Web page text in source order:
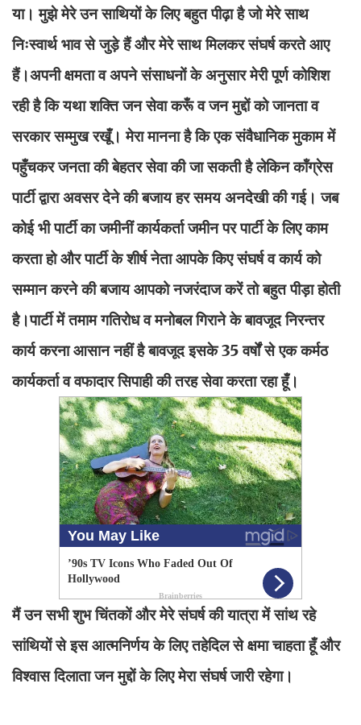
या। मुझे मेरे उन साथियों के लिए बहुत पीढ़ा है जो मेरे साथ
निःस्वार्थ भाव से जुड़े हैं और मेरे साथ मिलकर संघर्ष करते आए
हैं।अपनी क्षमता व अपने संसाधनों के अनुसार मेरी पूर्ण कोशिश
रही है कि यथा शक्ति जन सेवा करूँ व जन मुद्दों को जानता व
सरकार सम्मुख रखूँ। मेरा मानना है कि एक संवैधानिक मुकाम में
पहुँचकर जनता की बेहतर सेवा की जा सकती है लेकिन कॉंग्रेस
पार्टी द्वारा अवसर देने की बजाय हर समय अनदेखी की गई। जब
कोई भी पार्टी का जमीनीं कार्यकर्ता जमीन पर पार्टी के लिए काम
करता हो और पार्टी के शीर्ष नेता आपके किए संघर्ष व कार्य को
सम्मान करने की बजाय आपको नजरंदाज करें तो बहुत पीड़ा होती
है।पार्टी में तमाम गतिरोध व मनोबल गिराने के बावजूद निरन्तर
कार्य करना आसान नहीं है बावजूद इसके 35 वर्षों से एक कर्मठ
कार्यकर्ता व वफादार सिपाही की तरह सेवा करता रहा हूँ।
मैं उन सभी शुभ चिंतकों और मेरे संघर्ष की यात्रा में सांथ रहे
सांथियों से इस आत्मनिर्णय के लिए तहेदिल से क्षमा चाहता हूँ और
विश्वास दिलाता जन मुद्दों के लिए मेरा संघर्ष जारी रहेगा।